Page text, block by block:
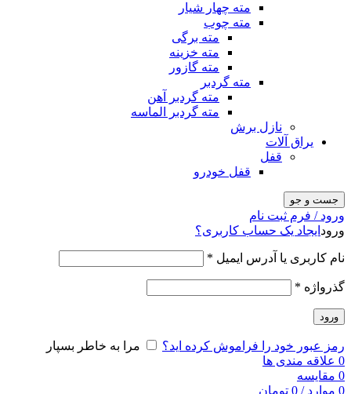
مته چهار شیار
مته چوب
مته برگی
مته خزینه
مته گازور
مته گردبر
مته گردبر آهن
مته گردبر الماسه
نازل برش
یراق آلات
قفل
قفل خودرو
جست و جو
ورود / فرم ثبت نام
ورود ایجاد یک حساب کاربری؟
نام کاربری یا آدرس ایمیل *
گذرواژه *
ورود
رمز عبور خود را فراموش کرده اید؟
مرا به خاطر بسپار
0 علاقه مندی ها
0 مقایسه
0 موارد /
0 تومان